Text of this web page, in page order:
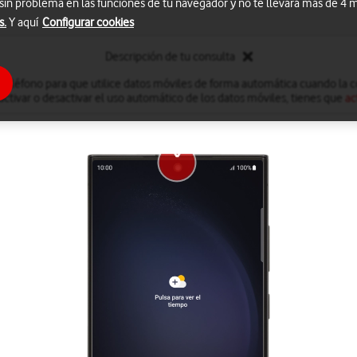
teléfono para que utilice datos móviles de forma automática cuando la
o desactivar el uso automático de los datos móviles, tienes que
Y aquí Configurar cookies